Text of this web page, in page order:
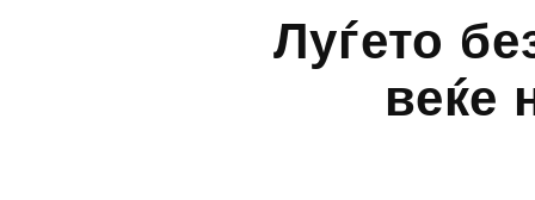
Луѓето
веќе